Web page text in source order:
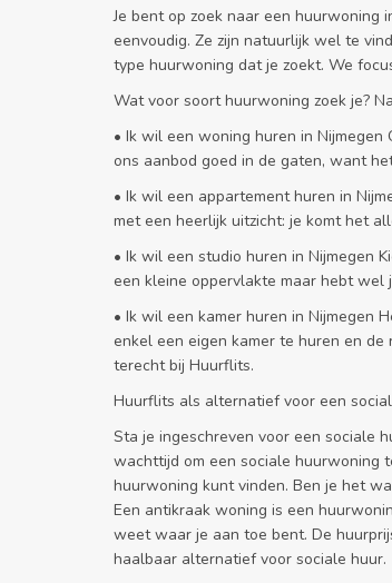
Je bent op zoek naar een huurwoning
eenvoudig. Ze zijn natuurlijk wel te
type huurwoning dat je zoekt. We
Wat voor soort huurwoning zoek je?
• Ik wil een woning huren in
ons aanbod goed in de gaten, want
• Ik wil een appartement huren in
met een heerlijk uitzicht: je komt het
• Ik wil een studio huren in Nijmegen
een kleine oppervlakte maar hebt wel
• Ik wil een kamer huren in Nijmegen
enkel een eigen kamer te huren en
terecht bij Huurflits.
Huurflits als alternatief voor een
Sta je ingeschreven voor een sociale
wachttijd om een sociale huurwoning
huurwoning kunt vinden. Ben je het
Een antikraak woning is een
weet waar je aan toe bent. De
haalbaar alternatief voor sociale huur.